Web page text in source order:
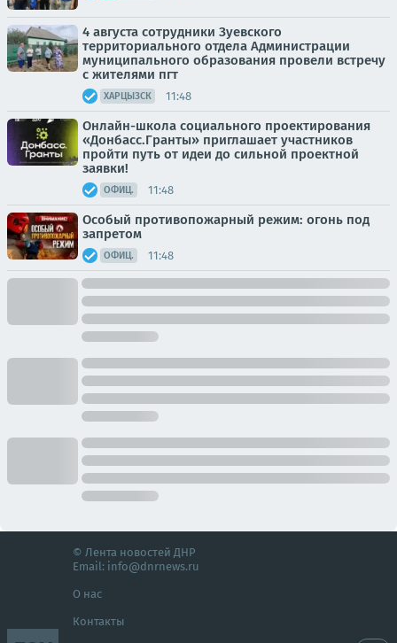
4 августа сотрудники Зуевского
территориального отдела Администрации
муниципального образования провели встречу
с жителями пгт
ХАРЦЫЗСК 11:48
Онлайн-школа социального проектирования
«Донбасс.Гранты» приглашает участников
пройти путь от идеи до сильной проектной
заявки!
ОФИЦ. 11:48
Особый противопожарный режим: огонь под
запретом
ОФИЦ. 11:48
© Лента новостей ДНР
Email: info@dnrnews.ru
О нас
Контакты